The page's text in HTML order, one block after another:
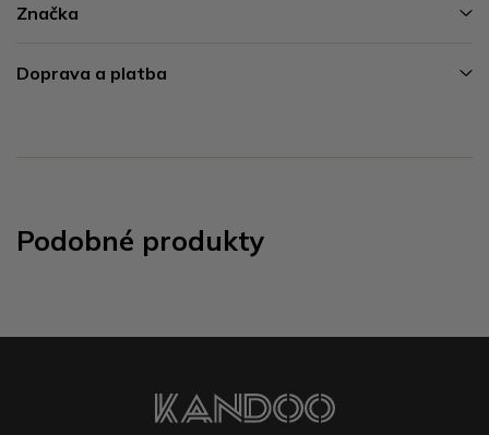
Značka
Doprava a platba
Podobné produkty